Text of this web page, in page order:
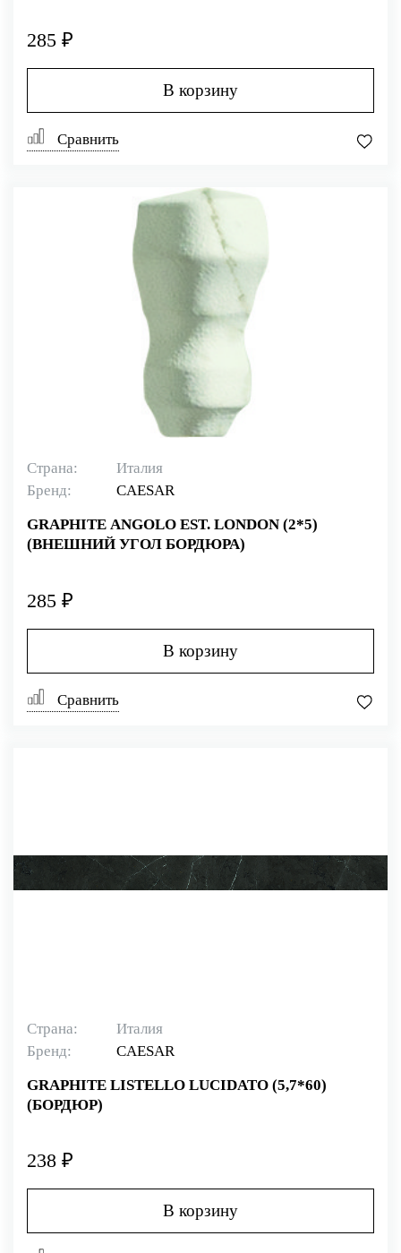
285 ₽
В корзину
Сравнить
Страна:
Италия
Бренд:
CAESAR
GRAPHITE ANGOLO EST. LONDON (2*5)
(ВНЕШНИЙ УГОЛ БОРДЮРА)
285 ₽
В корзину
Сравнить
Страна:
Италия
Бренд:
CAESAR
GRAPHITE LISTELLO LUCIDATO (5,7*60)
(БОРДЮР)
238 ₽
В корзину